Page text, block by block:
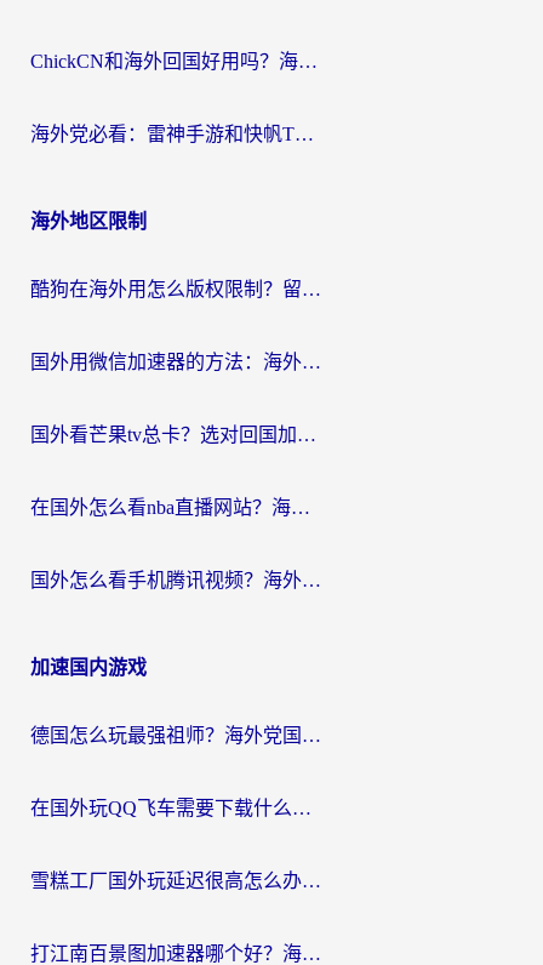
ChickCN和海外回国好用吗？海外党2026亲测：从手游到影音，选对加速器的3个关键
海外党必看：雷神手游和快帆TV版好用吗？3步选对回国加速器不踩坑
海外地区限制
酷狗在海外用怎么版权限制？留学生亲测：3步解决听国内音乐难题
国外用微信加速器的方法：海外党无缝连接国内生活的实用指南
国外看芒果tv总卡？选对回国加速器，轻松追《浪姐》不费劲
在国外怎么看nba直播网站？海外党专属体育观赛指南，告别地区限制！
国外怎么看手机腾讯视频？海外党亲测有效的追剧加速器选择指南
加速国内游戏
德国怎么玩最强祖师？海外党国服游戏加速器选择全攻略（附宝可梦Online实测）
在国外玩QQ飞车需要下载什么加速器呢？海外党亲测有效的国服游戏加速指南
雪糕工厂国外玩延迟很高怎么办？海外玩家国服游戏加速终极攻略（附实测推荐）
打江南百景图加速器哪个好？海外党踩坑N次后，终于找到不卡的秘诀